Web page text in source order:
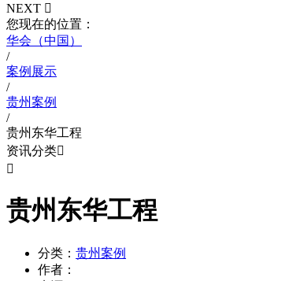
NEXT 
您现在的位置：
华会（中国）
/
案例展示
/
贵州案例
/
贵州东华工程
资讯分类

贵州东华工程
分类： 贵州案例
作者：